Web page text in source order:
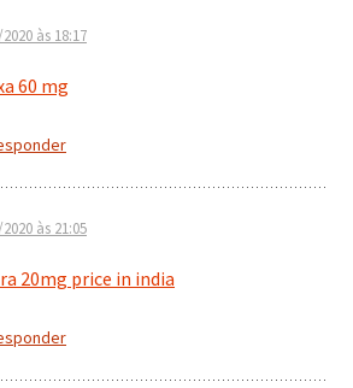
às 18:17
60 mg
às 21:05
20mg price in india